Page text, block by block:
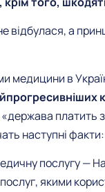
а
медицини в
платить
наступні факти:
послугу —
якими